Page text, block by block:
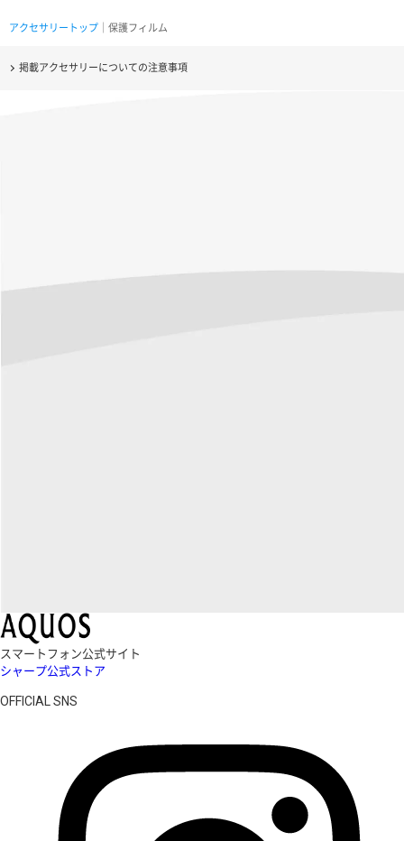
アクセサリートップ ｜保護フィルム
掲載アクセサリーについての注意事項
スマートフォン公式サイト
シャープ公式ストア
OFFICIAL SNS